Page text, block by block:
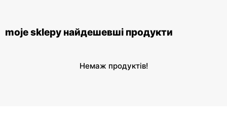
moje sklepy найдешевші продукти
Немаж продуктів!